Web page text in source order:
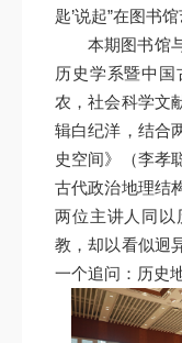
匙’说起”在图书
本期图书馆
历史学系暨中
农，社会科学文
辑白纪洋，结合
史空间》（李孝
古代政治地理结
两位主讲人同以
教，却以看似迥
一个追问：历史